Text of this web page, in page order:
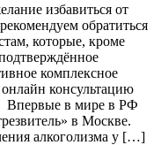
избавиться от
обратиться
которые, кроме
комплексное
консультацию
Впервые в мире в РФ
в Москве.
алкоголизма у […]